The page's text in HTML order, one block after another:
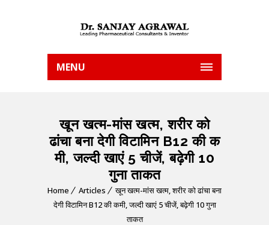
MENU
खून खत्म-मांस खत्म, शरीर को
ढांचा बना देगी विटामिन B12 की क
मी, जल्दी खाएं 5 चीजें, बढ़ेगी 10
गुना ताकत
Home Articles
खून खत्म-मांस खत्म, शरीर को ढांचा बना
देगी विटामिन B12 की कमी, जल्दी खाएं 5 चीजें, बढ़ेगी 10 गुना
ताकत